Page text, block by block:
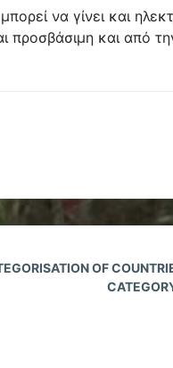
να γίνει και
προσβάσιμη και από
OF